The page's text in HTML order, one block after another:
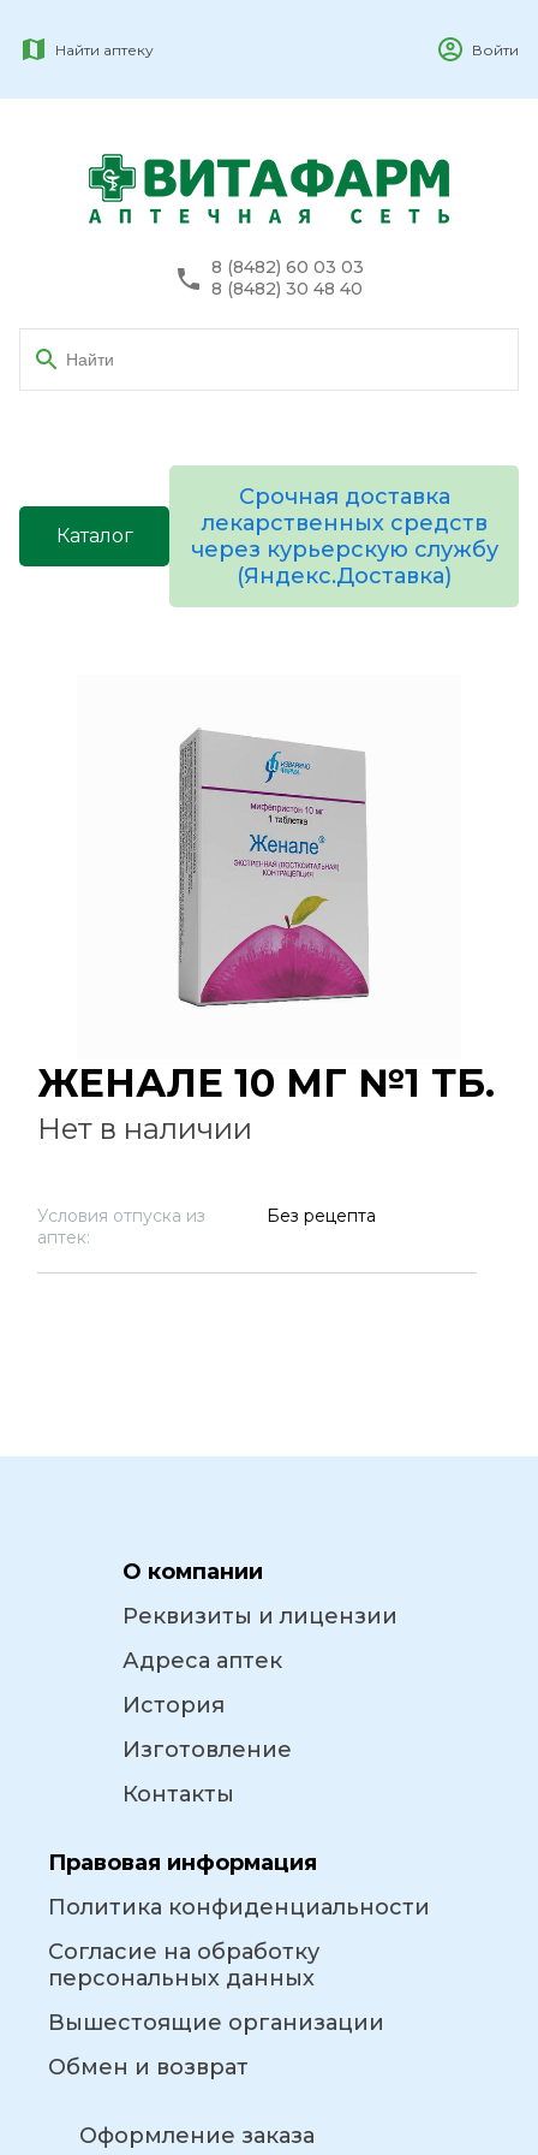
Найти аптеку Войти
8 (8482) 60 03 03
8 (8482) 30 48 40
Каталог
Срочная доставка
лекарственных средств
через курьерскую службу
(Яндекс.Доставка)
ЖЕНАЛЕ 10 МГ №1 ТБ.
Нет в наличии
Условия отпуска из
аптек:
Без рецепта
О компании
Реквизиты и лицензии
Адреса аптек
История
Изготовление
Контакты
Правовая информация
Политика конфиденциальности
Согласие на обработку
персональных данных
Вышестоящие организации
Обмен и возврат
Оформление заказа